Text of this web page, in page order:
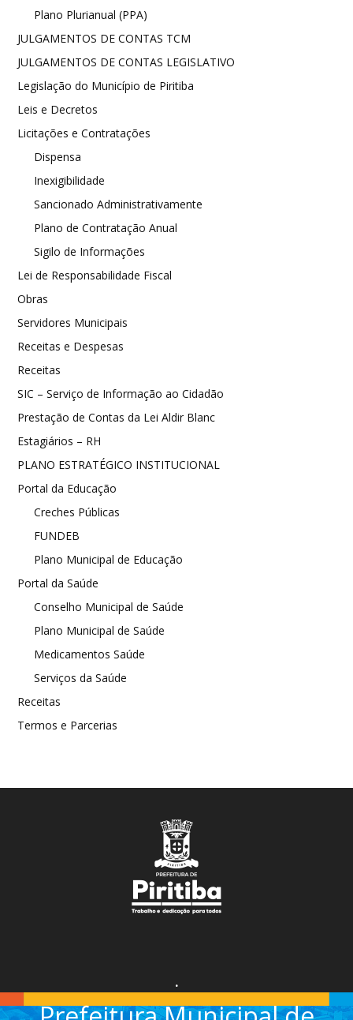
Plano Plurianual (PPA)
JULGAMENTOS DE CONTAS TCM
JULGAMENTOS DE CONTAS LEGISLATIVO
Legislação do Município de Piritiba
Leis e Decretos
Licitações e Contratações
Dispensa
Inexigibilidade
Sancionado Administrativamente
Plano de Contratação Anual
Sigilo de Informações
Lei de Responsabilidade Fiscal
Obras
Servidores Municipais
Receitas e Despesas
Receitas
SIC – Serviço de Informação ao Cidadão
Prestação de Contas da Lei Aldir Blanc
Estagiários – RH
PLANO ESTRATÉGICO INSTITUCIONAL
Portal da Educação
Creches Públicas
FUNDEB
Plano Municipal de Educação
Portal da Saúde
Conselho Municipal de Saúde
Plano Municipal de Saúde
Medicamentos Saúde
Serviços da Saúde
Receitas
Termos e Parcerias
.